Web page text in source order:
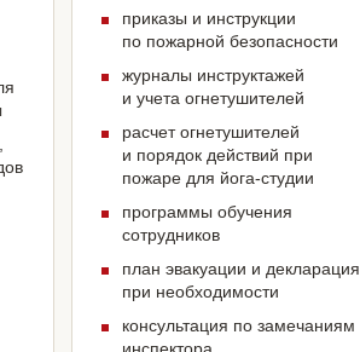
приказы и инструкции
по пожарной безопасности
журналы инструктажей
и учета огнетушителей
расчет огнетушителей
и порядок действий при
пожаре для йога-студии
программы обучения
сотрудников
план эвакуации и декларация
при необходимости
консультация по замечаниям